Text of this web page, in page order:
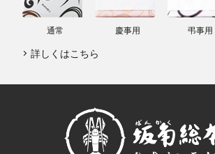
通常 慶事用 弔事用
詳しくはこちら